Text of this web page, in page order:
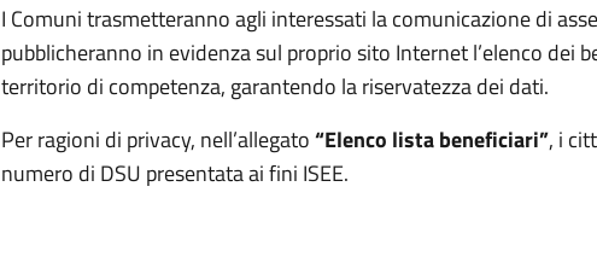
I Comuni trasmetteranno agli interessati la comunicazione di
pubblicheranno in evidenza sul proprio sito Internet l’elenco dei
territorio di competenza, garantendo la riservatezza dei dati.
Per ragioni di privacy, nell’allegato“Elenco lista beneficiari”, i
numero di DSU presentata ai fini ISEE.